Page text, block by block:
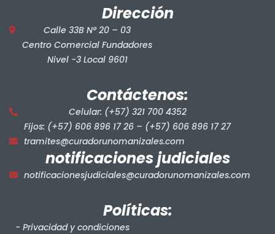
Dirección
Calle 33B N° 20 – 03
Centro Comercial Fundadores
Nivel -3 Local 9601
Contáctenos:
Celular: (+57) 321 700 4352
Fijos: (+57) 606 896 17 26 – (+57) 606 896 17 27
tramites@curadorunomanizales.com
notificaciones judiciales
notificacionesjudiciales@curadorunomanizales.com
Políticas:
- Privacidad y condiciones